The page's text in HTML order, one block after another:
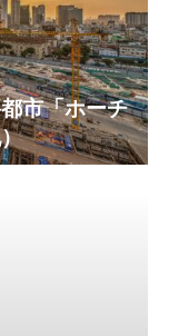
市「ホーチ